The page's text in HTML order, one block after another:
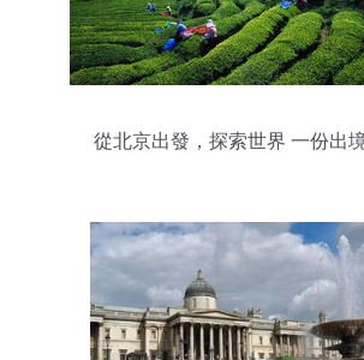
從北京出發，探索世界 一份出